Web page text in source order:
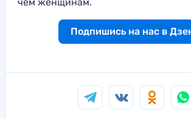
чем женщинам.
Подпишись на нас в